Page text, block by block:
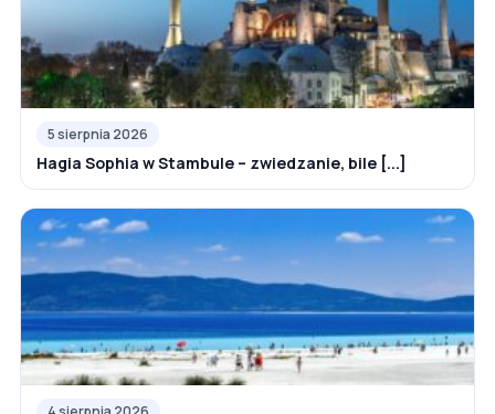
5 sierpnia 2026
Hagia Sophia w Stambule – zwiedzanie, bile [...]